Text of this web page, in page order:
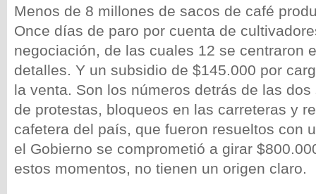
Menos de 8 millones de sacos de café
Once días de paro por cuenta de
negociación, de las cuales 12 se centraron
detalles. Y un subsidio de $145.000 por
la venta. Son los números detrás de las
de protestas, bloqueos en las carreteras y
cafetera del país, que fueron resueltos con
el Gobierno se comprometió a girar
estos momentos, no tienen un origen claro.